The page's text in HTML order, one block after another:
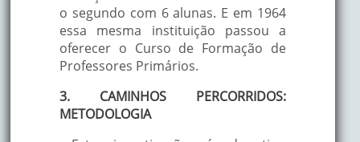
o segundo com 6 alunas. E em 1964
essa mesma instituição passou a
oferecer o Curso de Formação de
Professores Primários.
3. CAMINHOS PERCORRIDOS:
METODOLOGIA